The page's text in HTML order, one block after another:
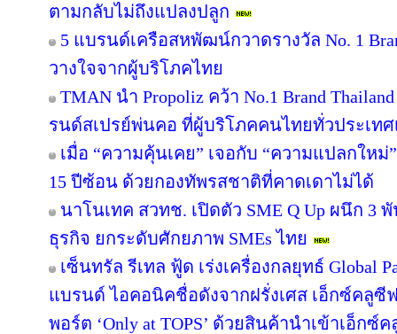
ตามกลับไม่ถึงแปลงปลูก
5 แบรนด์เครือสหพัฒน์กวาดรางวัล No. 1
วางใจจากผู้บริโภคไทย
TMAN นำ Propoliz คว้า No.1 Brand
รนด์สเปรย์พ่นคอ ที่ผู้บริโภคคนไทยทั่วประเทศ
เมื่อ “ความคุ้นเคย” เจอกับ “ความแปลกใหม่
15 ปีซ้อน ด้วยกองทัพรสชาติที่คาดเดาไม่ได้
นาโนเทค สวทช. เปิดตัว SME Q Up ผนึก
ธุรกิจ ยกระดับศักยภาพ SMEs ไทย
เซ็นทรัล รีเทล ฟู้ด เร่งเครื่องกลยุทธ์ Global
แบรนด์ ไอคอนิคชื่อดังจากฝรั่งเศส เอ็กซ์คลูซี
พอร์ต ‘Only at TOPS’ ด้วยสินค้านำเข้าเอ็ก